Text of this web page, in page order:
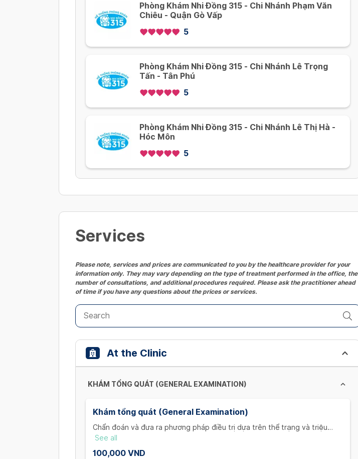
Phòng Khám Nhi Đồng 315 - Chi Nhánh Phạm Văn
Chiêu - Quận Gò Vấp
5
Phòng Khám Nhi Đồng 315 - Chi Nhánh Lê Trọng
Tấn - Tân Phú
5
Phòng Khám Nhi Đồng 315 - Chi Nhánh Lê Thị Hà -
Hóc Môn
5
Services
Please note, services and prices are communicated to you by the healthcare provider for your
information only. They may vary depending on the type of treatment performed in the office, the
number of consultations, and additional procedures required. Please ask the practitioner ahead
of time if you have any questions about the prices or services.
At the Clinic
KHÁM TỔNG QUÁT (GENERAL EXAMINATION)
Khám tổng quát (General Examination)
Chẩn đoán và đưa ra phương pháp điều trị dựa trên thể trạng và triệu
chứng của bệnh nhi. (Diagnose and recommend treatment based on the
child's condition and symptoms.)
See all
100,000 VND